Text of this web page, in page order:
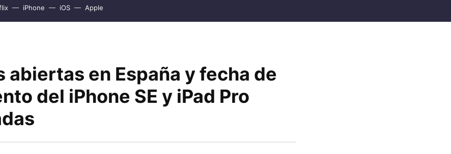
iPhone iOS Apple
abiertas en España y fecha de
del iPhone SE y iPad Pro